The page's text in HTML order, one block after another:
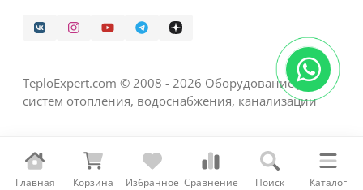
Главная Корзина Избранное Сравнение Поиск Каталог
TeploExpert.com © 2008 - 2026 Оборудование для
систем отопления, водоснабжения, канализации